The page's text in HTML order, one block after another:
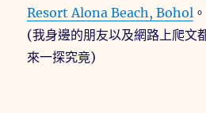
Resort Alona Beach, Bohol 。
(我身邊的朋友以及網路上爬文
來一探究竟)